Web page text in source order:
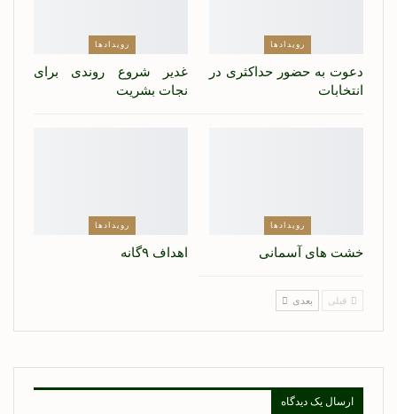
رویدادها
دعوت به حضور حداکثری در
انتخابات
رویدادها
غدیر شروع روندی برای
نجات بشریت
رویدادها
خشت های آسمانی
رویدادها
اهداف ۹گانه
قبلی بعدی
ارسال یک دیدگاه